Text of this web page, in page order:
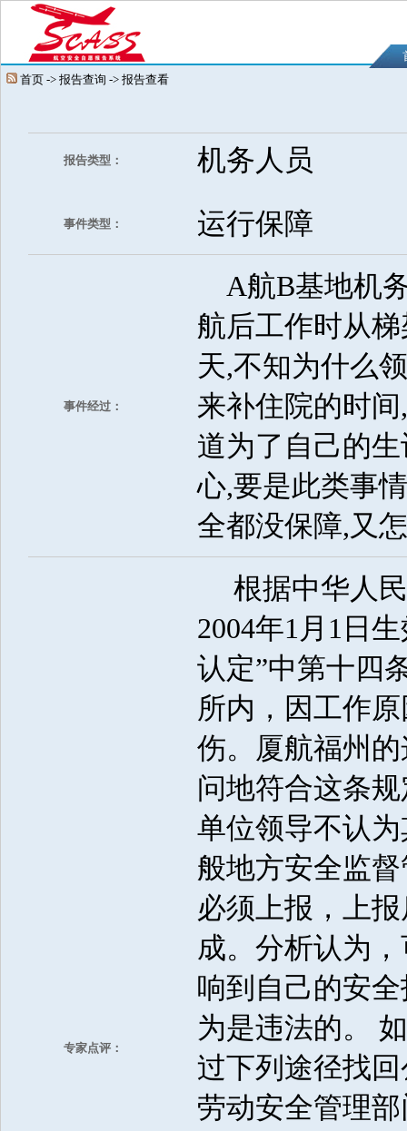
首页 -> 报告查询 -> 报告查看
报告类型： 机务人员
事件类型： 运行保障
事件经过：
A航B基地机
航后工作时从
天,不知为什么
来补住院的时
道为了自己的
心,要是此类事
全都没保障,又
专家点评：
根据中华人民
2004年1月1日
认定”中第十四
所内，因工作
伤。厦航福州
问地符合这条
单位领导不认
般地方安全监
必须上报，上
成。分析认为
响到自己的安
为是违法的。
过下列途径找
劳动安全管理